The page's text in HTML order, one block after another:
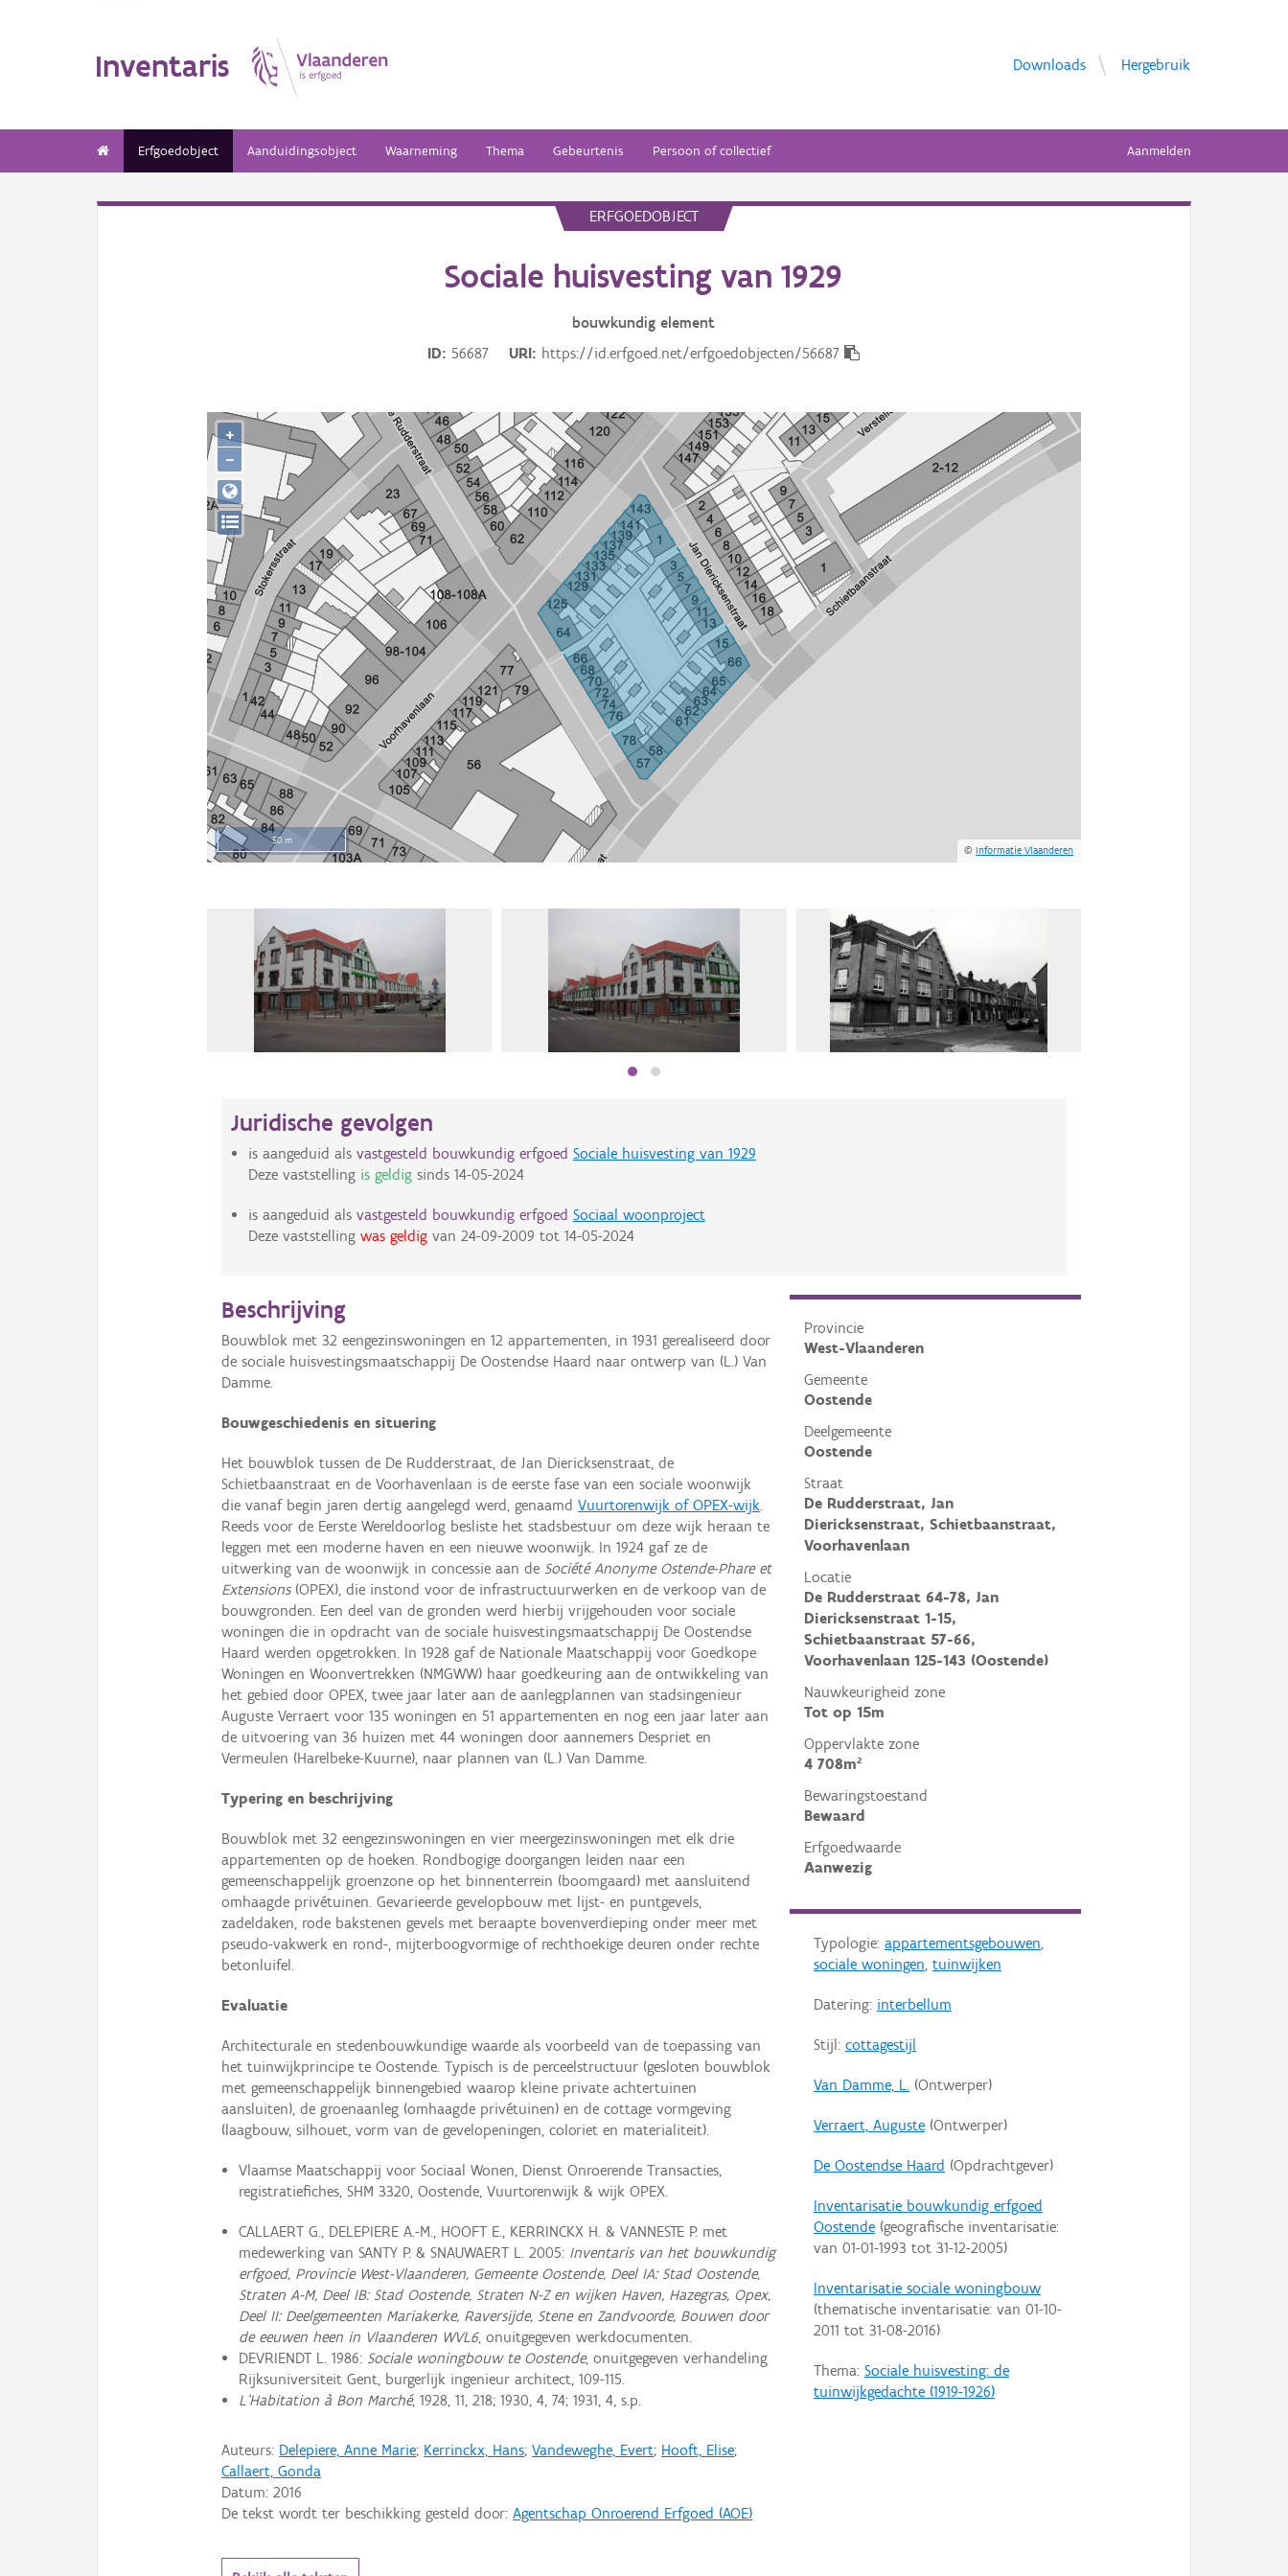
Inventaris Downloads Hergebruik
Erfgoedobject Aanduidingsobject Waarneming Thema Gebeurtenis Persoon of collectief Aanmelden
ERFGOEDOBJECT
Sociale huisvesting van 1929
bouwkundig element
ID
56687 URI https://id.erfgoed.net/erfgoedobjecten/56687
50 m
©Informatie Vlaanderen
+
−
Juridische gevolgen
is aangeduid als vastgesteld bouwkundig erfgoed Sociale huisvesting van 1929
Deze vaststelling is geldigsinds 14-05-2024
is aangeduid als vastgesteld bouwkundig erfgoed Sociaal woonproject
Deze vaststelling was geldigvan 24-09-2009 tot 14-05-2024
Provincie
West-Vlaanderen
Gemeente
Oostende
Deelgemeente
Oostende
Straat
De Rudderstraat, Jan
Diericksenstraat, Schietbaanstraat,
Voorhavenlaan
Locatie
De Rudderstraat 64-78, Jan
Diericksenstraat 1-15,
Schietbaanstraat 57-66,
Voorhavenlaan 125-143 (Oostende)
Nauwkeurigheid zone
Tot op 15m
Oppervlakte zone
4 708m²
Bewaringstoestand
Bewaard
Erfgoedwaarde
Aanwezig
Typologie: appartementsgebouwen,
sociale woningen, tuinwijken
Datering: interbellum
Stijl: cottagestijl
Van Damme, L.(Ontwerper)
Verraert, Auguste(Ontwerper)
De Oostendse Haard (Opdrachtgever)
Inventarisatie bouwkundig erfgoed
Oostende(geografische inventarisatie:
van 01-01-1993 tot 31-12-2005)
Inventarisatie sociale woningbouw
(thematische inventarisatie: van 01-10-
2011 tot 31-08-2016)
Thema: Sociale huisvesting: de
tuinwijkgedachte (1919-1926)
Beschrijving
Bouwblok met 32 eengezinswoningen en 12 appartementen, in 1931 gerealiseerd door
de sociale huisvestingsmaatschappij De Oostendse Haard naar ontwerp van (L.) Van
Damme.
Bouwgeschiedenis en situering
Het bouwblok tussen de De Rudderstraat, de Jan Diericksenstraat, de
Schietbaanstraat en de Voorhavenlaan is de eerste fase van een sociale woonwijk
die vanaf begin jaren dertig aangelegd werd, genaamdVuurtorenwijk of OPEX-wijk.
Reeds voor de Eerste Wereldoorlog besliste het stadsbestuur om deze wijk heraan te
leggen met een moderne haven en een nieuwe woonwijk. In 1924 gaf ze de
uitwerking van de woonwijk in concessie aan de Société Anonyme Ostende-Phare et
Extensions(OPEX), die instond voor de infrastructuurwerken en de verkoop van de
bouwgronden. Een deel van de gronden werd hierbij vrijgehouden voor sociale
woningen die in opdracht van de sociale huisvestingsmaatschappij De Oostendse
Haard werden opgetrokken. In 1928 gaf de Nationale Maatschappij voor Goedkope
Woningen en Woonvertrekken (NMGWW) haar goedkeuring aan de ontwikkeling van
het gebied door OPEX, twee jaar later aan de aanlegplannen van stadsingenieur
Auguste Verraert voor 135 woningen en 51 appartementen en nog een jaar later aan
de uitvoering van 36 huizen met 44 woningen door aannemers Despriet en
Vermeulen (Harelbeke-Kuurne), naar plannen van (L.) Van Damme.
Typering en beschrijving
Bouwblok met 32 eengezinswoningen en vier meergezinswoningen met elk drie
appartementen op de hoeken. Rondbogige doorgangen leiden naar een
gemeenschappelijk groenzone op het binnenterrein (boomgaard) met aansluitend
omhaagde privétuinen. Gevarieerde gevelopbouw met lijst- en puntgevels,
zadeldaken, rode bakstenen gevels met beraapte bovenverdieping onder meer met
pseudo-vakwerk en rond-, mijterboogvormige of rechthoekige deuren onder rechte
betonluifel.
Evaluatie
Architecturale en stedenbouwkundige waarde als voorbeeld van de toepassing van
het tuinwijkprincipe te Oostende. Typisch is de perceelstructuur (gesloten bouwblok
met gemeenschappelijk binnengebied waarop kleine private achtertuinen
aansluiten), de groenaanleg (omhaagde privétuinen) en de cottage vormgeving
(laagbouw, silhouet, vorm van de gevelopeningen, coloriet en materialiteit).
Vlaamse Maatschappij voor Sociaal Wonen, Dienst Onroerende Transacties,
registratiefiches, SHM 3320, Oostende, Vuurtorenwijk & wijk OPEX.
CALLAERT G., DELEPIERE A.-M., HOOFT E., KERRINCKX H. & VANNESTE P. met
medewerking van SANTY P. & SNAUWAERT L. 2005: Inventaris van het bouwkundig
erfgoed, Provincie West-Vlaanderen, Gemeente Oostende, Deel IA: Stad Oostende,
Straten A-M, Deel IB: Stad Oostende, Straten N-Z en wijken Haven, Hazegras, Opex,
Deel II: Deelgemeenten Mariakerke, Raversijde, Stene en Zandvoorde, Bouwen door
de eeuwen heen in Vlaanderen WVL6, onuitgegeven werkdocumenten.
DEVRIENDT L. 1986: Sociale woningbouw te Oostende, onuitgegeven verhandeling
Rijksuniversiteit Gent, burgerlijk ingenieur architect, 109-115.
L’Habitation à Bon Marché, 1928, 11, 218; 1930, 4, 74; 1931, 4, s.p.
Auteurs: Delepiere, Anne Marie; Kerrinckx, Hans;Vandeweghe, Evert; Hooft, Elise;
Callaert, Gonda
Datum:2016
De tekst wordt ter beschikking gesteld door:Agentschap Onroerend Erfgoed (AOE)